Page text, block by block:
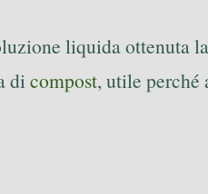
liquida ottenuta
dicompost, utile perché